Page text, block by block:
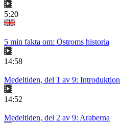
5:20
5 min fakta om: Östroms historia
14:58
Medeltiden, del 1 av 9: Introduktion
14:52
Medeltiden, del 2 av 9: Araberna